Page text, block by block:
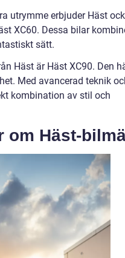
utrymme erbjuder Häst
XC60. Dessa bilar
sätt.
Häst är Häst XC90. Den
Med avancerad teknik
kombination av stil och
om Häst-